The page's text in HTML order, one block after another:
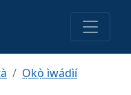
Ọkọ̀ ìwádìí